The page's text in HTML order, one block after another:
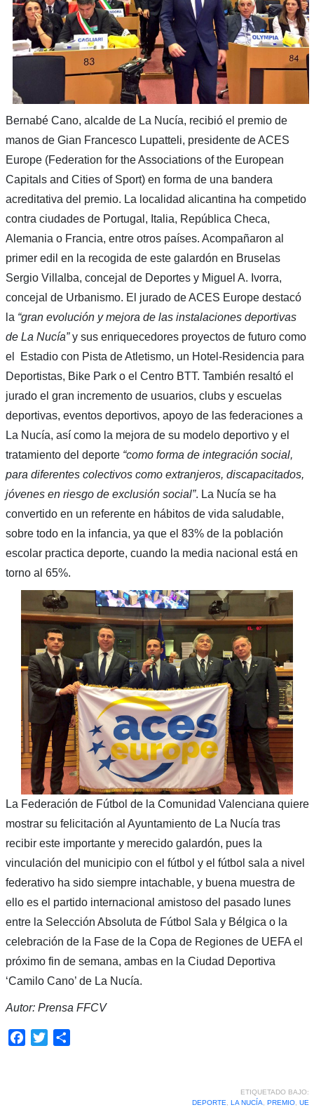
Bernabé Cano, alcalde de La Nucía, recibió el premio de
manos de Gian Francesco Lupatteli, presidente de ACES
Europe (Federation for the Associations of the European
Capitals and Cities of Sport) en forma de una bandera
acreditativa del premio. La localidad alicantina ha competido
contra ciudades de Portugal, Italia, República Checa,
Alemania o Francia, entre otros países. Acompañaron al
primer edil en la recogida de este galardón en Bruselas
Sergio Villalba, concejal de Deportes y Miguel A. Ivorra,
concejal de Urbanismo. El jurado de ACES Europe destacó
la “gran evolución y mejora de las instalaciones deportivas
de La Nucía”y sus enriquecedores proyectos de futuro como
el Estadio con Pista de Atletismo, un Hotel-Residencia para
Deportistas, Bike Park o el Centro BTT. También resaltó el
jurado el gran incremento de usuarios, clubs y escuelas
deportivas, eventos deportivos, apoyo de las federaciones a
La Nucía, así como la mejora de su modelo deportivo y el
tratamiento del deporte “como forma de integración social,
para diferentes colectivos como extranjeros, discapacitados,
jóvenes en riesgo de exclusión social”. La Nucía se ha
convertido en un referente en hábitos de vida saludable,
sobre todo en la infancia, ya que el 83% de la población
escolar practica deporte, cuando la media nacional está en
torno al 65%.
La Federación de Fútbol de la Comunidad Valenciana quiere
mostrar su felicitación al Ayuntamiento de La Nucía tras
recibir este importante y merecido galardón, pues la
vinculación del municipio con el fútbol y el fútbol sala a nivel
federativo ha sido siempre intachable, y buena muestra de
ello es el partido internacional amistoso del pasado lunes
entre la Selección Absoluta de Fútbol Sala y Bélgica o la
celebración de la Fase de la Copa de Regiones de UEFA el
próximo fin de semana, ambas en la Ciudad Deportiva
‘Camilo Cano’ de La Nucía.
Autor: Prensa FFCV
Facebook
Twitter
ETIQUETADO BAJO:
DEPORTE
LA NUCÍA PREMIO, UE